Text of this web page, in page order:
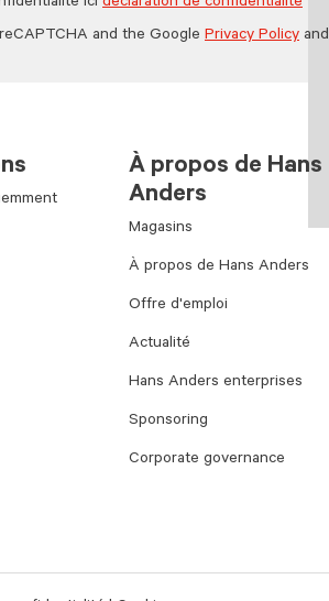
and the Google Privacy Policy and
À propos de Hans
Anders
Magasins
À propos de Hans Anders
Offre d'emploi
Actualité
Hans Anders enterprises
Sponsoring
Corporate governance